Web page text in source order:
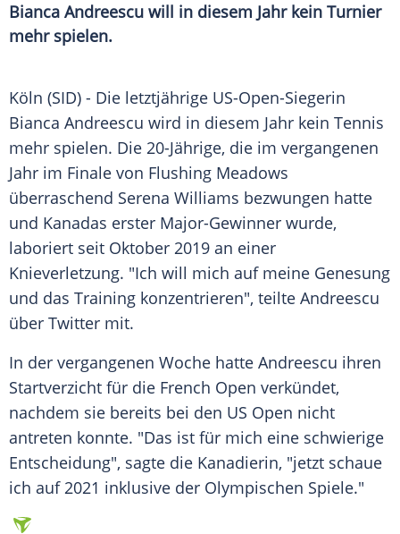
Bianca Andreescu will in diesem Jahr kein Turnier
mehr spielen.
Köln (SID) - Die letztjährige US-Open-Siegerin
Bianca Andreescu wird in diesem Jahr kein Tennis
mehr spielen. Die 20-Jährige, die im vergangenen
Jahr im Finale von Flushing Meadows
überraschend Serena Williams bezwungen hatte
und Kanadas erster Major-Gewinner wurde,
laboriert seit Oktober 2019 an einer
Knieverletzung. "Ich will mich auf meine Genesung
und das Training konzentrieren", teilte Andreescu
über Twitter mit.
In der vergangenen Woche hatte Andreescu ihren
Startverzicht für die French Open verkündet,
nachdem sie bereits bei den US Open nicht
antreten konnte. "Das ist für mich eine schwierige
Entscheidung", sagte die Kanadierin, "jetzt schaue
ich auf 2021 inklusive der Olympischen Spiele."